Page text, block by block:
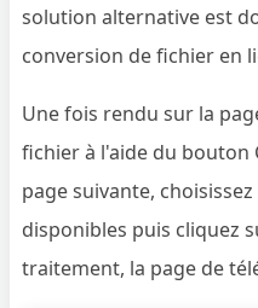
solution alternative est
conversion de fichier en
Une fois rendu sur la
fichier à l'aide du bouton
page suivante,
disponibles puis cliquez
traitement, la page de